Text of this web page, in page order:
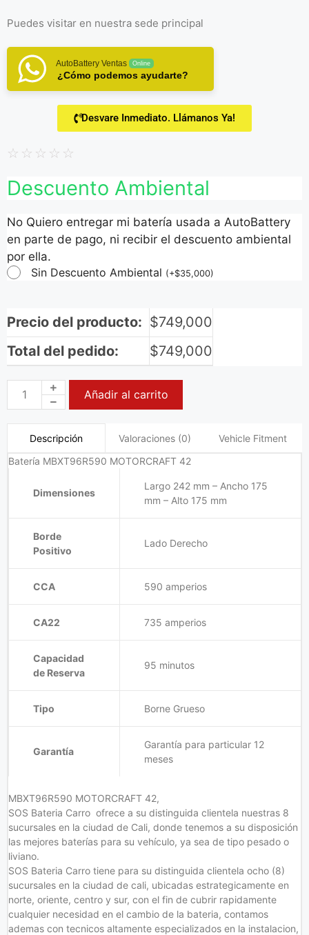
Puedes visitar en nuestra sede principal
AutoBattery Ventas Online
¿Cómo podemos ayudarte?
Desvare Inmediato. Llámanos Ya!
☆ ☆ ☆ ☆ ☆
Descuento Ambiental
No Quiero entregar mi batería usada a AutoBattery
en parte de pago, ni recibir el descuento ambiental
por ella.
Sin Descuento Ambiental (+$35,000)
Precio del producto: $749,000
Total del pedido:
$749,000
Añadir al carrito
Descripción Valoraciones (0)
Vehicle Fitment
Batería MBXT96R590 MOTORCRAFT 42
Dimensiones
Largo 242 mm – Ancho 175
mm – Alto 175 mm
Borde
Positivo
Lado Derecho
CCA 590 amperios
CA22 735 amperios
Capacidad
de Reserva
95 minutos
Tipo Borne Grueso
Garantía
Garantía para particular 12
meses
MBXT96R590 MOTORCRAFT 42,
SOS Bateria Carro ofrece a su distinguida clientela nuestras 8
sucursales en la ciudad de Cali, donde tenemos a su disposición
las mejores baterías para su vehículo, ya sea de tipo pesado o
liviano.
SOS Bateria Carro tiene para su distinguida clientela ocho (8)
sucursales en la ciudad de cali, ubicadas estrategicamente en
norte, oriente, centro y sur, con el fin de cubrir rapidamente
cualquier necesidad en el cambio de la bateria, contamos
ademas con tecnicos altamente especializados en la instalacion,